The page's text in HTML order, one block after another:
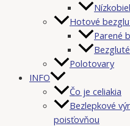
Hotové
Parené
Polotovary
INFO
Čo je celiakia
Bezlepkové
poisťovňou